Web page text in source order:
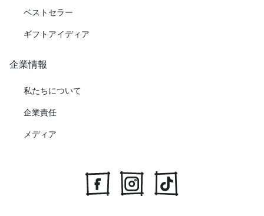
ベストセラー
ギフトアイディア
企業情報
私たちについて
企業責任
メディア